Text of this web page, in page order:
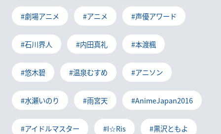
#劇場アニメ #アニメ #声優アワード
#石川界人 #内田真礼 #本渡楓
#悠木碧 #温泉むすめ #アニソン
#水瀬いのり #雨宮天 #AnimeJapan2016
#アイドルマスター #I☆Ris #黒沢ともよ